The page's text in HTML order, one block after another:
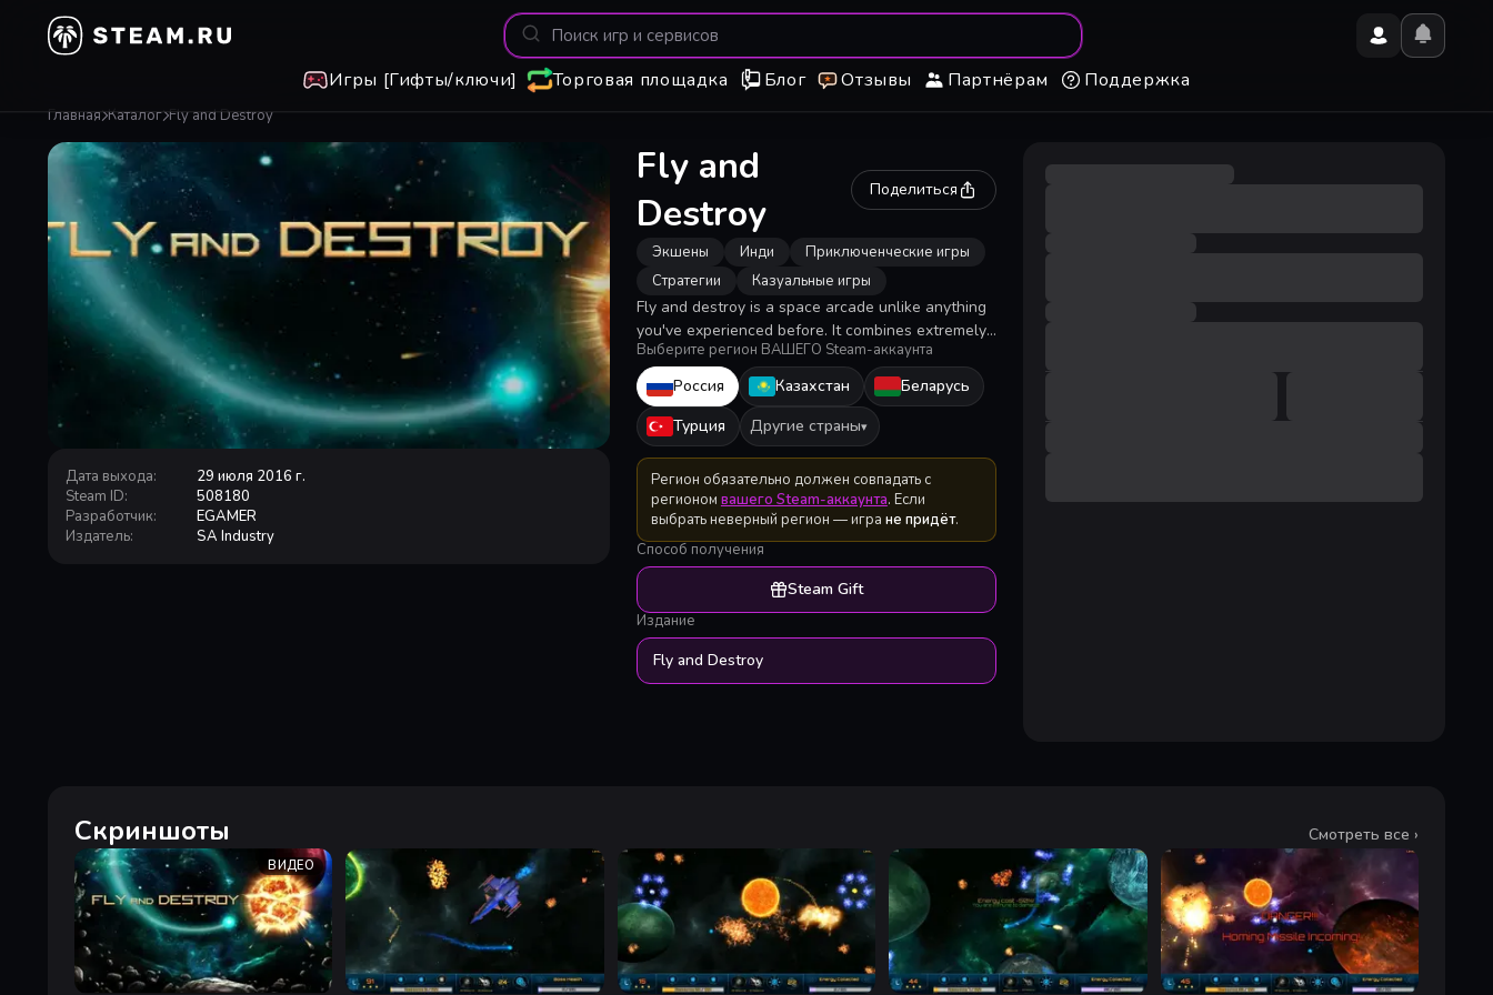
Игры [Гифты/ключи] Торговая площадка Блог Отзывы Партнёрам Поддержка
Главная Каталог Fly and Destroy
Дата выхода:
29 июля 2016 г.
Steam ID:
508180
Разработчик:
EGAMER
Издатель: SA Industry
Fly and
Destroy
Поделиться
Экшены Инди
Приключенческие игры
Стратегии
Казуальные игры
Fly and destroy is a space arcade unlike anything
you've experienced before. It combines extremely
fun game mechanics with breath taking visuals.
The game itself has elements of almost every
popular indie genre, but probably the most fitting
would be the space bullet hell.
Выберите регион ВАШЕГО Steam-аккаунта
Россия Казахстан
Беларусь
Турция
Другие страны▾
Регион обязательно должен совпадать с
регионом вашего Steam-аккаунта. Если
выбрать неверный регион — игра не придёт.
Способ получения
Steam Gift
Издание
Fly and Destroy
Скриншоты Смотреть все ›
ВИДЕО